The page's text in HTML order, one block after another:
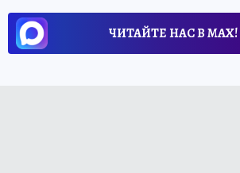
ЧИТАЙТЕ НАС В МАХ!